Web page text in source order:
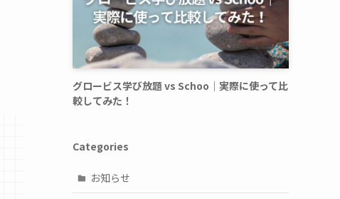
グロービス学び放題 vs Schoo｜実際に使って比
較してみた！
Categories
お知らせ